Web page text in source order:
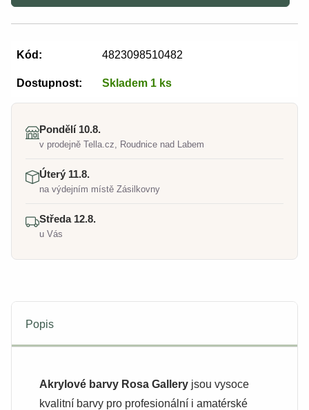
Kód: 4823098510482
Dostupnost: Skladem 1 ks
Pondělí 10.8.
v prodejně Tella.cz, Roudnice nad Labem
Úterý 11.8.
na výdejním místě Zásilkovny
Středa 12.8.
u Vás
Popis
Akrylové barvy Rosa Gallery jsou vysoce
kvalitní barvy pro profesionální i amatérské